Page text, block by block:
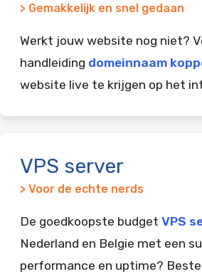
> Gemakkelijk en snel gedaan
Werkt jouw website nog niet?
handleiding domeinnaam
website live te krijgen op het
VPS server
> Voor de echte nerds
De goedkoopste budget VPS
Nederland en Belgie met een
performance en uptime?